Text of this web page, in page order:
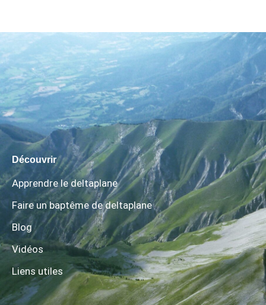
Découvrir
Apprendre le deltaplane
Faire un baptême de deltaplane
Blog
Vidéos
Liens utiles